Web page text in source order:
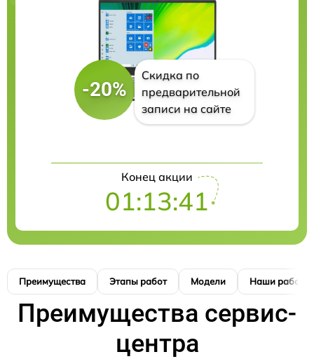
-20%
Скидка по
предварительной
записи на сайте
Конец акции
01:13:41
Преимущества Этапы работ Модели Наши работы
Преимущества сервис-
центра